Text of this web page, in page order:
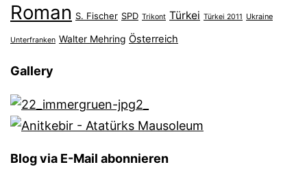
Roman S. Fischer SPD Trikont Türkei Türkei 2011 Ukraine
Unterfranken Walter Mehring Österreich
Gallery
Blog via E-Mail abonnieren